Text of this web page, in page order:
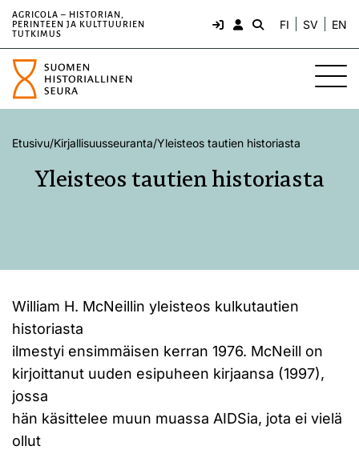
AGRICOLA – HISTORIAN,
PERINTEEN JA KULTTUURIEN
TUTKIMUS
FI SV EN
Etusivu/Kirjallisuusseuranta/Yleisteos tautien historiasta
Yleisteos tautien historiasta
William H. McNeillin yleisteos kulkutautien
historiasta
ilmestyi ensimmäisen kerran 1976. McNeill on
kirjoittanut uuden esipuheen kirjaansa (1997),
jossa
hän käsittelee muun muassa AIDSia, jota ei vielä
ollut